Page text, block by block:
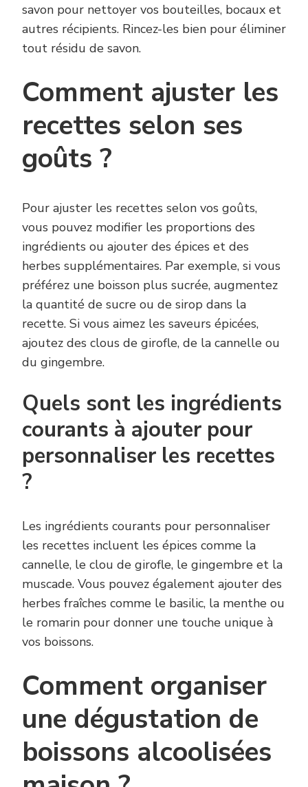
savon pour nettoyer vos bouteilles, bocaux et
autres récipients. Rincez-les bien pour éliminer
tout résidu de savon.
Comment ajuster les
recettes selon ses
goûts ?
Pour ajuster les recettes selon vos goûts,
vous pouvez modifier les proportions des
ingrédients ou ajouter des épices et des
herbes supplémentaires. Par exemple, si vous
préférez une boisson plus sucrée, augmentez
la quantité de sucre ou de sirop dans la
recette. Si vous aimez les saveurs épicées,
ajoutez des clous de girofle, de la cannelle ou
du gingembre.
Quels sont les ingrédients
courants à ajouter pour
personnaliser les recettes
?
Les ingrédients courants pour personnaliser
les recettes incluent les épices comme la
cannelle, le clou de girofle, le gingembre et la
muscade. Vous pouvez également ajouter des
herbes fraîches comme le basilic, la menthe ou
le romarin pour donner une touche unique à
vos boissons.
Comment organiser
une dégustation de
boissons alcoolisées